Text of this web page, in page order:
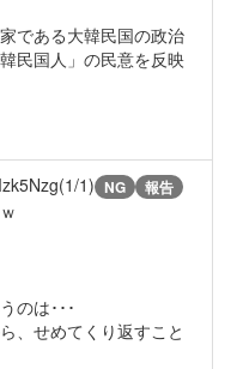
である大韓民国の政治
民国人」の民意を反映
1) NG 報告
のは･･･
、せめてくり返すこと